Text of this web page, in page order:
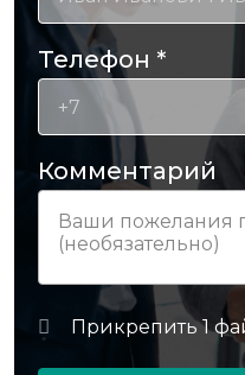
Телефон *
Комментарий